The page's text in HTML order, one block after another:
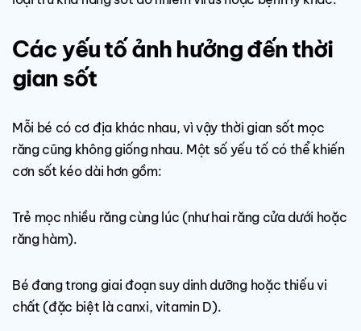
Các yếu tố ảnh hưởng đến thời
gian sốt
Mỗi bé có cơ địa khác nhau, vì vậy thời gian sốt mọc
răng cũng không giống nhau. Một số yếu tố có thể khiến
cơn sốt kéo dài hơn gồm:
Trẻ mọc nhiều răng cùng lúc (như hai răng cửa dưới hoặc
răng hàm).
Bé đang trong giai đoạn suy dinh dưỡng hoặc thiếu vi
chất (đặc biệt là canxi, vitamin D).